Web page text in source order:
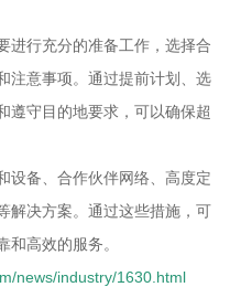
进行充分的准备工作，选择合
注意事项。通过提前计划、选
遵守目的地要求，可以确保超
设备、合作伙伴网络、高度定
解决方案。通过这些措施，可
和高效的服务。
news/industry/1630.html